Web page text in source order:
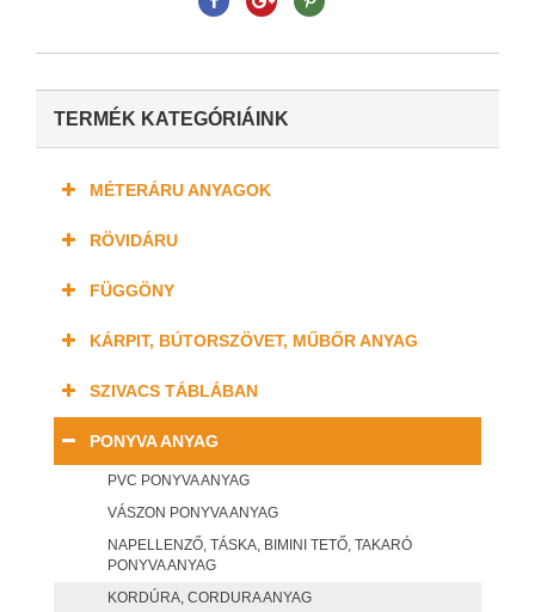
TERMÉK KATEGÓRIÁINK
MÉTERÁRU ANYAGOK
RÖVIDÁRU
FÜGGÖNY
KÁRPIT, BÚTORSZÖVET, MŰBŐR ANYAG
SZIVACS TÁBLÁBAN
PONYVA ANYAG
PVC PONYVA ANYAG
VÁSZON PONYVA ANYAG
NAPELLENZŐ, TÁSKA, BIMINI TETŐ, TAKARÓ
PONYVA ANYAG
KORDÚRA, CORDURA ANYAG